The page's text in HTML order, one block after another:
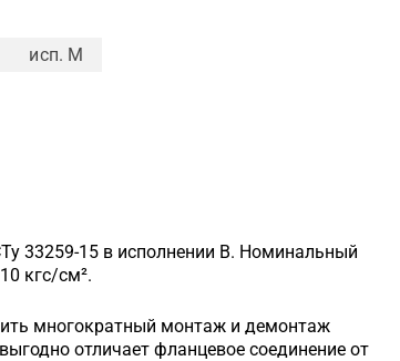
исп. M
33259-15 в исполнении B. Номинальный
кгс/см².
многократный монтаж и демонтаж
отличает фланцевое соединение от